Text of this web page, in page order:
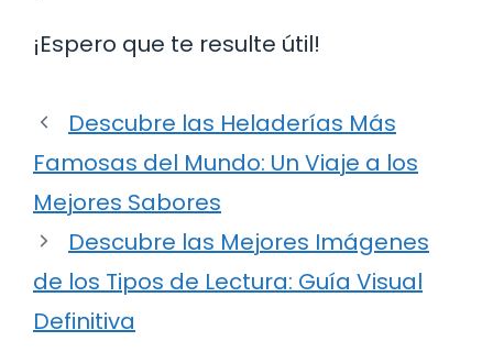
¡Espero que te resulte útil!
Descubre las Heladerías Más
Famosas del Mundo: Un Viaje a los
Mejores Sabores
Descubre las Mejores Imágenes
de los Tipos de Lectura: Guía Visual
Definitiva